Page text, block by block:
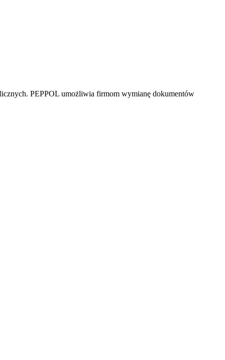
PEPPOL umożliwia firmom wymianę dokumentów